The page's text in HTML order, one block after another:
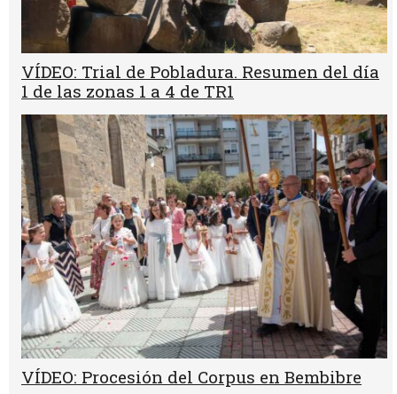
VÍDEO: Trial de Pobladura. Resumen del día
1 de las zonas 1 a 4 de TR1
VÍDEO: Procesión del Corpus en Bembibre